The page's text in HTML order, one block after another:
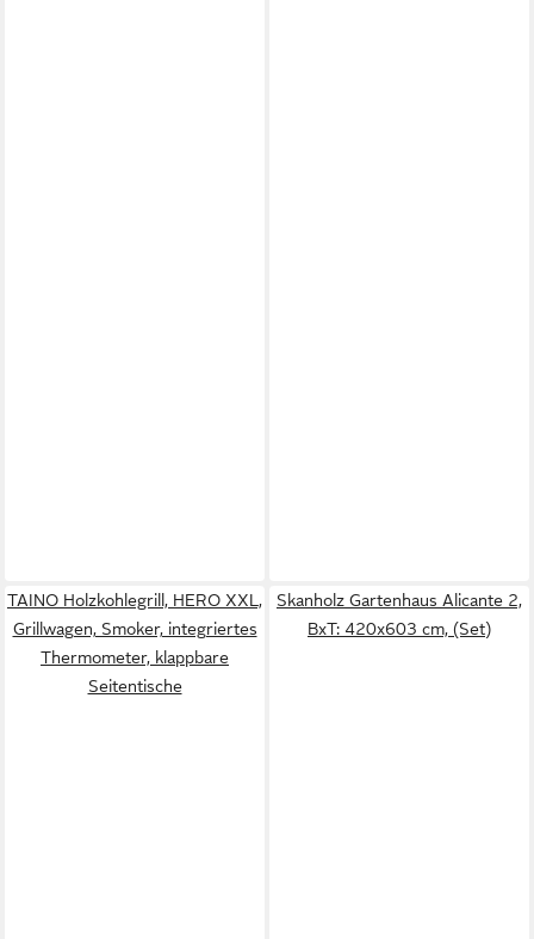
TAINO Holzkohlegrill, HERO XXL,
Grillwagen, Smoker, integriertes
Thermometer, klappbare
Seitentische
Skanholz Gartenhaus Alicante 2,
BxT: 420x603 cm, (Set)